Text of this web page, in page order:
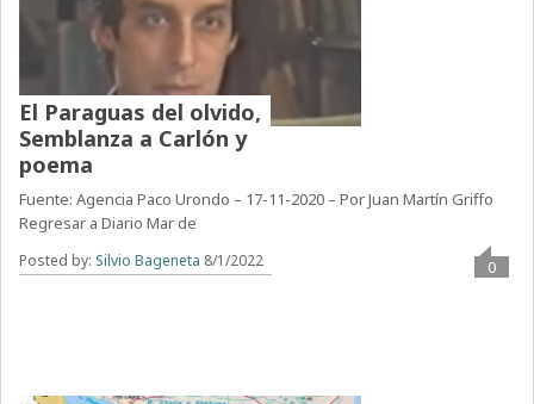
El Paraguas del olvido,
Semblanza a Carlón y
poema
Fuente: Agencia Paco Urondo – 17-11-2020 – Por Juan Martín Griffo
Regresar a Diario Mar de
Posted by: Silvio Bageneta 8/1/2022 0